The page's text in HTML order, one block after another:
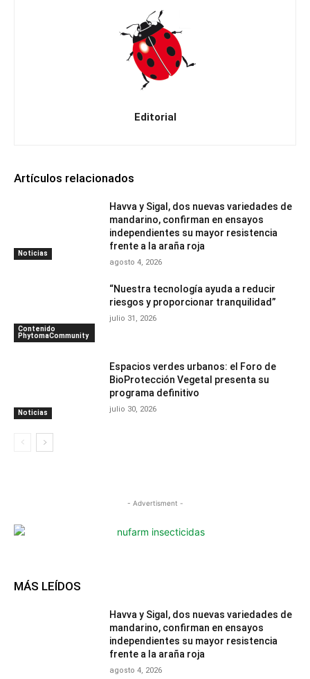
Editorial
Artículos relacionados
Noticias
Havva y Sigal, dos nuevas variedades de
mandarino, confirman en ensayos
independientes su mayor resistencia
frente a la araña roja
agosto 4, 2026
Contenido
PhytomaCommunity
“Nuestra tecnología ayuda a reducir
riesgos y proporcionar tranquilidad”
julio 31, 2026
Noticias
Espacios verdes urbanos: el Foro de
BioProtección Vegetal presenta su
programa definitivo
julio 30, 2026
- Advertisment -
MÁS LEÍDOS
Havva y Sigal, dos nuevas variedades de
mandarino, confirman en ensayos
independientes su mayor resistencia
frente a la araña roja
agosto 4, 2026